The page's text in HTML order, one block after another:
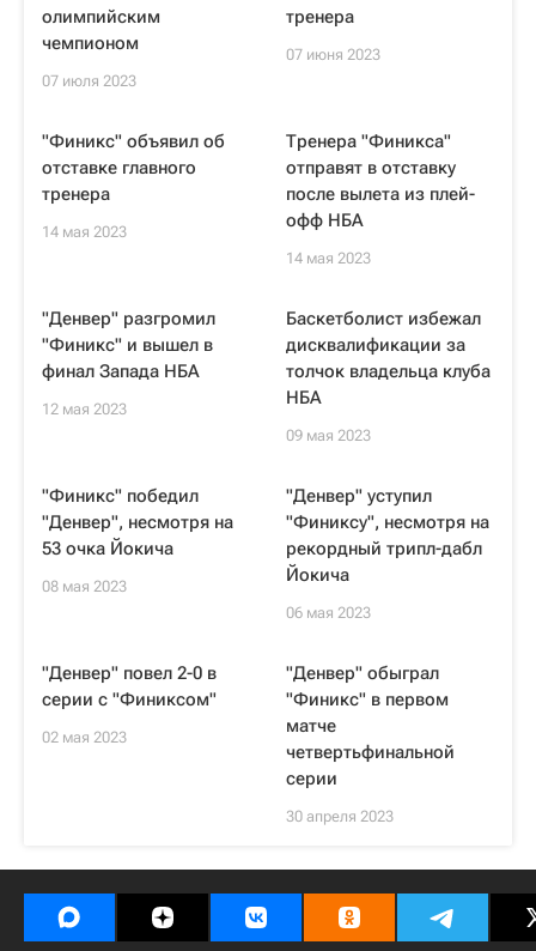
олимпийским
чемпионом
07 июля 2023
тренера
07 июня 2023
"Финикс" объявил об
отставке главного
тренера
14 мая 2023
Тренера "Финикса"
отправят в отставку
после вылета из плей-
офф НБА
14 мая 2023
"Денвер" разгромил
"Финикс" и вышел в
финал Запада НБА
12 мая 2023
Баскетболист избежал
дисквалификации за
толчок владельца клуба
НБА
09 мая 2023
"Финикс" победил
"Денвер", несмотря на
53 очка Йокича
08 мая 2023
"Денвер" уступил
"Финиксу", несмотря на
рекордный трипл-дабл
Йокича
06 мая 2023
"Денвер" повел 2-0 в
серии с "Финиксом"
02 мая 2023
"Денвер" обыграл
"Финикс" в первом
матче
четвертьфинальной
серии
30 апреля 2023